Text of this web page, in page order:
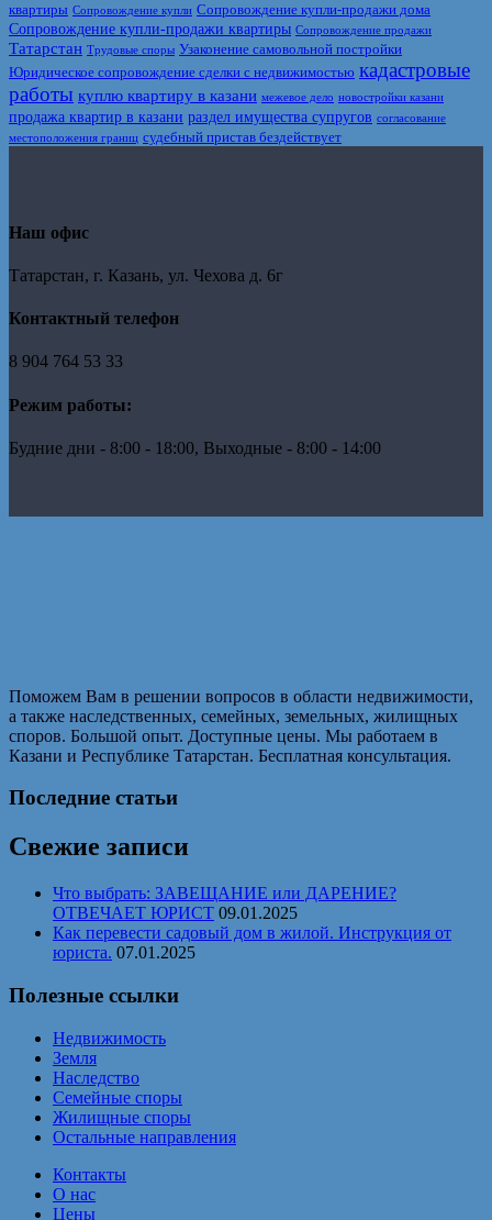
квартиры Сопровождение купли Сопровождение купли-продажи дома
Сопровождение купли-продажи квартиры Сопровождение продажи
Татарстан Трудовые споры Узаконение самовольной постройки
Юридическое сопровождение сделки с недвижимостью кадастровые
работы куплю квартиру в казани межевое дело новостройки казани
продажа квартир в казани раздел имущества супругов согласование
местоположения границ судебный пристав бездействует
Наш офис
Татарстан, г. Казань, ул. Чехова д. 6г
Контактный телефон
8 904 764 53 33
Режим работы:
Будние дни - 8:00 - 18:00, Выходные - 8:00 - 14:00
Поможем Вам в решении вопросов в области недвижимости,
а также наследственных, семейных, земельных, жилищных
споров. Большой опыт. Доступные цены. Мы работаем в
Казани и Республике Татарстан. Бесплатная консультация.
Последние статьи
Свежие записи
Что выбрать: ЗАВЕЩАНИЕ или ДАРЕНИЕ?
ОТВЕЧАЕТ ЮРИСТ 09.01.2025
Как перевести садовый дом в жилой. Инструкция от
юриста. 07.01.2025
Полезные ссылки
Недвижимость
Земля
Наследство
Семейные споры
Жилищные споры
Остальные направления
Контакты
О нас
Цены